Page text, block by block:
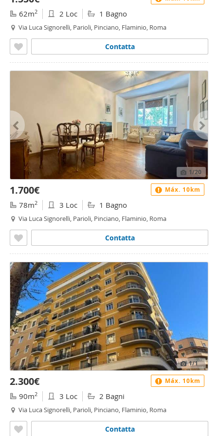
62m2 2 Loc 1 Bagno
Via Luca Signorelli, Parioli, Pinciano, Flaminio, Roma
Contatta
1/20
1.700€
78m2 3 Loc 1 Bagno
Via Luca Signorelli, Parioli, Pinciano, Flaminio, Roma
Contatta
Máx. 10km
1/1
2.300€
90m2 3 Loc 2 Bagni
Via Luca Signorelli, Parioli, Pinciano, Flaminio, Roma
Contatta
Máx. 10km